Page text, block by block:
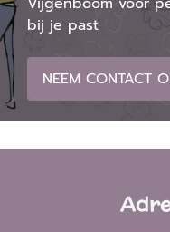
bij je past
NEEM CONTACT